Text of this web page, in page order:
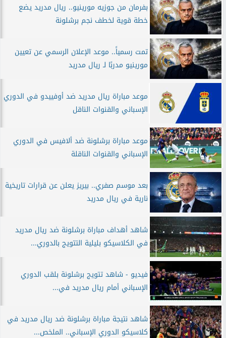
بفرمان من جوزيه مورينيو.. ريال مدريد يضع
خطة قوية لخطف نجم برشلونة
تمت رسمياً.. موعد الإعلان الرسمي عن تعيين
مورينيو مدربًا لـ ريال مدريد
موعد مباراة ريال مدريد ضد أوفييدو في الدوري
الإسباني والقنوات الناقل
موعد مباراة برشلونة ضد ألافيس في الدوري
الإسباني والقنوات الناقلة
بعد موسم صفري.. بيريز يعلن عن قرارات تاريخية
نارية في ريال مدريد
شاهد أهداف مباراة برشلونة ضد ريال مدريد
في الكلاسيكو بليلية التتويج بالدوري...
فيديو - شاهد تتويج برشلونة بلقب الدوري
الإسباني أمام ريال مدريد في...
شاهد نتيجة مباراة برشلونة ضد ريال مدريد في
كلاسيكو الدوري الإسباني.. الملخص...